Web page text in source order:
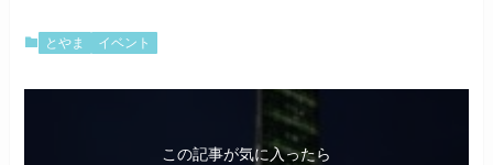
とやま イベント
この記事が気に入ったら